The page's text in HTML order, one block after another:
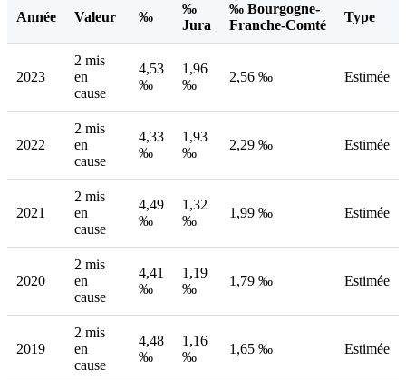
Année Valeur ‰
‰
Jura
‰ Bourgogne-
Franche-Comté
Type
2023
2 mis
en
cause
4,53
‰
1,96
‰
2,56 ‰ Estimée
2022
2 mis
en
cause
4,33
‰
1,93
‰
2,29 ‰ Estimée
2021
2 mis
en
cause
4,49
‰
1,32
‰
1,99 ‰ Estimée
2020
2 mis
en
cause
4,41
‰
1,19
‰
1,79 ‰ Estimée
2019
2 mis
en
cause
4,48
‰
1,16
‰
1,65 ‰ Estimée